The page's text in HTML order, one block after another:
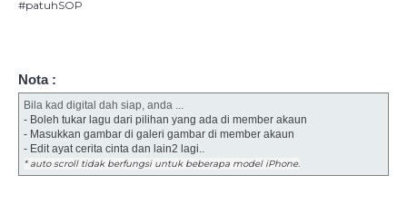
#patuhSOP
Nota :
Bila kad digital dah siap, anda ...
- Boleh tukar lagu dari pilihan yang ada di member akaun
- Masukkan gambar di galeri gambar di member akaun
- Edit ayat cerita cinta dan lain2 lagi..
* auto scroll tidak berfungsi untuk beberapa model iPhone.